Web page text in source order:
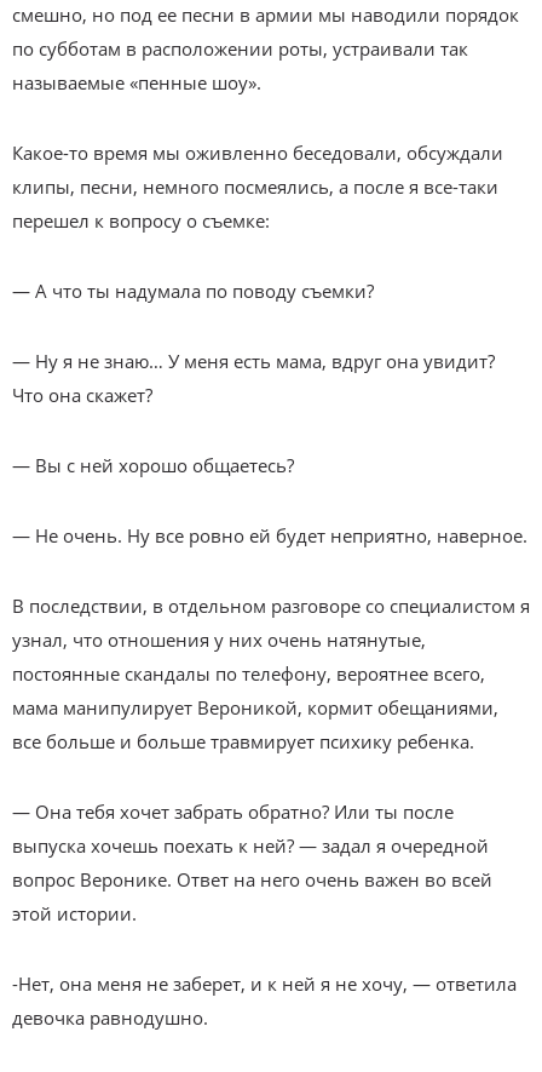
смешно, но под ее песни в армии мы наводили порядок
по субботам в расположении роты, устраивали так
называемые «пенные шоу».
Какое-то время мы оживленно беседовали, обсуждали
клипы, песни, немного посмеялись, а после я все-таки
перешел к вопросу о съемке:
— А что ты надумала по поводу съемки?
— Ну я не знаю… У меня есть мама, вдруг она увидит?
Что она скажет?
— Вы с ней хорошо общаетесь?
— Не очень. Ну все ровно ей будет неприятно, наверное.
В последствии, в отдельном разговоре со специалистом я
узнал, что отношения у них очень натянутые,
постоянные скандалы по телефону, вероятнее всего,
мама манипулирует Вероникой, кормит обещаниями,
все больше и больше травмирует психику ребенка.
— Она тебя хочет забрать обратно? Или ты после
выпуска хочешь поехать к ней? — задал я очередной
вопрос Веронике. Ответ на него очень важен во всей
этой истории.
-Нет, она меня не заберет, и к ней я не хочу, — ответила
девочка равнодушно.